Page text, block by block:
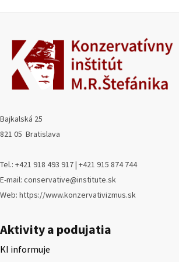
Bajkalská 25
821 05 Bratislava
Tel.: +421 918 493 917 | +421 915 874 744
E-mail: conservative@institute.sk
Web: https://www.konzervativizmus.sk
Aktivity a podujatia
KI informuje